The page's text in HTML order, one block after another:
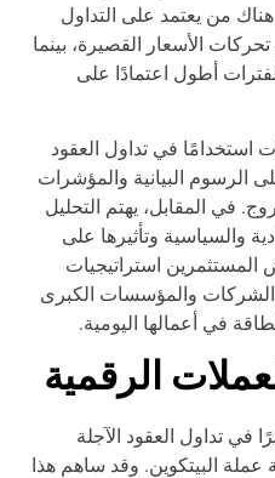
من يعتمد على التداول
الأسعار القصيرة، بينما
أطول اعتمادًا على
في تداول العقود
البيانية والمؤشرات
المقابل، يهتم التحليل
وتأثيرها على
استراتيجيات
والمؤسسات الكبرى
أعمالها اليومية.
الرقمية
العقود الآجلة
البيتكوين. وقد ساهم هذا